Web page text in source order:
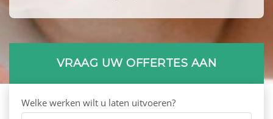
VRAAG UW OFFERTES AAN
Welke werken wilt u laten uitvoeren?